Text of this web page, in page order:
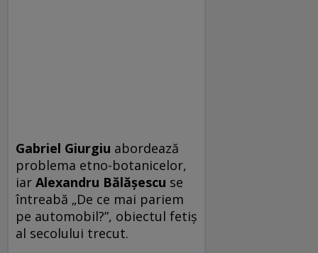
Gabriel Giurgiu abordează
problema etno-botanicelor,
iar Alexandru Bălăşescu se
întreabă „De ce mai pariem
pe automobil?”, obiectul fetiş
al secolului trecut.